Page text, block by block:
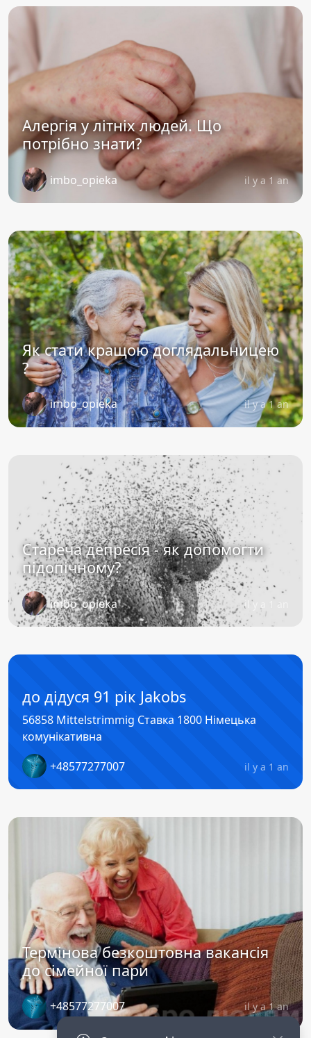
Алергія у літніх людей. Що
потрібно знати?
imbo_opieka il y a 1 an
Як стати кращою доглядальницею
?
imbo_opieka il y a 1 an
Стареча депресія - як допомогти
підопічному?
imbo_opieka il y a 1 an
до дідуся 91 рік Jakobs
56858 Mittelstrimmig Ставка 1800 Німецька
комунікативна
+48577277007
il y a 1 an
Термінова безкоштовна вакансія
до сімейної пари
+48577277007 il y a 1 an